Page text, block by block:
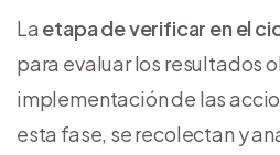
La etapa de verificar en el
para evaluar los resultados
implementación de las
esta fase, se recolectan y